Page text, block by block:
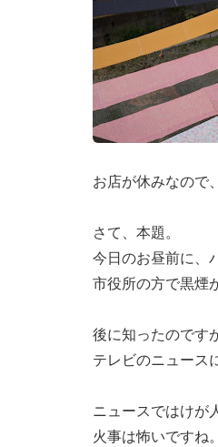
お店が休みなので
さて、本題。
今日のお昼前に、
市役所の方で黒煙
後に知ったのです
テレビのニュース
ニュースではけが
火事は怖いですね。